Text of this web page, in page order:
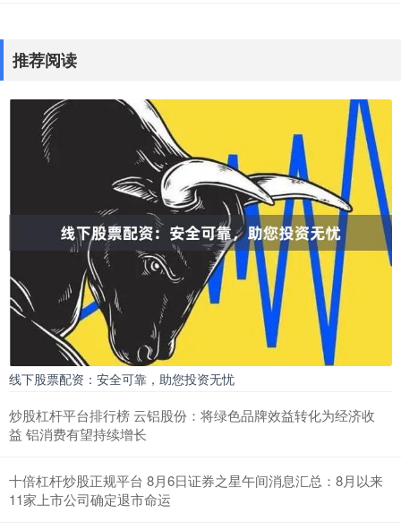
推荐阅读
线下股票配资：安全可靠，助您投资无忧
炒股杠杆平台排行榜 云铝股份：将绿色品牌效益转化为经济收
益 铝消费有望持续增长
十倍杠杆炒股正规平台 8月6日证券之星午间消息汇总：8月以来
11家上市公司确定退市命运